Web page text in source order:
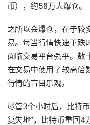
币），约58万人爆仓。
之所以会爆仓，在于较
易。每当行情快速下跌
面临交易平台强平。数
在交易中使用了较高倍
行情的盲目乐观。
尽管3个小时后，比特
复失地”，比特币重回4